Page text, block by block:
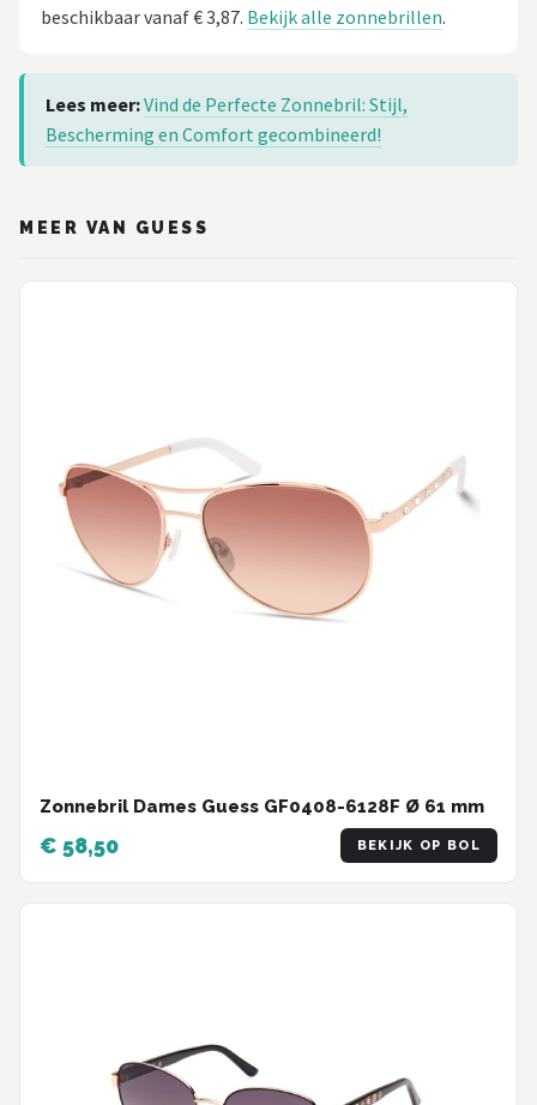
beschikbaar vanaf € 3,87. Bekijk alle zonnebrillen.
Lees meer:Vind de Perfecte Zonnebril: Stijl,
Bescherming en Comfort gecombineerd!
MEER VAN GUESS
Zonnebril Dames Guess GF0408-6128F Ø 61 mm
€ 58,50 BEKIJK OP BOL